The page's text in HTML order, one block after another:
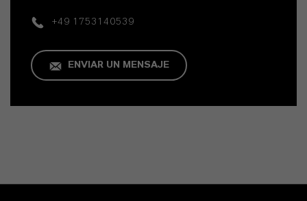
+49 1753140539
ENVIAR UN MENSAJE